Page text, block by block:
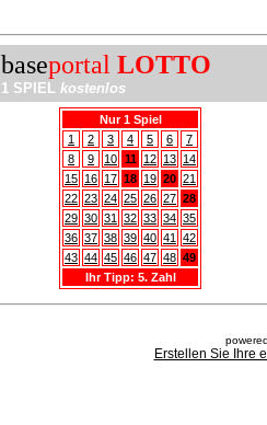
baseportal LOTTO
1 SPIEL kostenlos
Nur 1 Spiel
1
2 3 4 5 6
7
8
9 10 11 12 13 14
15 16 17 18 19 20 21
22 23 24 25 26 27 28
29 30 31 32 33 34 35
36 37 38 39 40 41
42
43 44 45 46 47 48 49
Ihr Tipp: 5. Zahl
Erstellen Sie Ihre